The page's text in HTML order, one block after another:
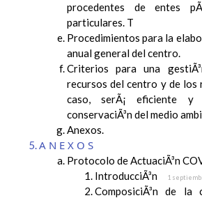
procedentes de entes
particulares. T
Procedimientos para la
anual general del centro.
Criterios para una
recursos del centro y de los
caso, serÃ¡ eficiente y
conservaciÃ³n del medio
Anexos.
ANEXOS
Protocolo de ActuaciÃ³n
IntroducciÃ³n 1
ComposiciÃ³n de la